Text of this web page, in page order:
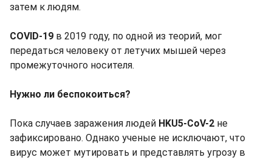
затем к людям.
COVID-19 в 2019 году, по одной из теорий, мог
передаться человеку от летучих мышей через
промежуточного носителя.
Нужно ли беспокоиться?
Пока случаев заражения людей HKU5-CoV-2 не
зафиксировано. Однако ученые не исключают, что
вирус может мутировать и представлять угрозу в